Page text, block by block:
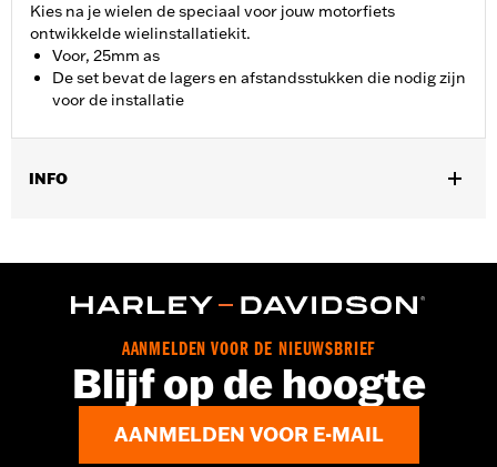
Kies na je wielen de speciaal voor jouw motorfiets
ontwikkelde wielinstallatiekit.
Voor, 25mm as
De set bevat de lagers en afstandsstukken die nodig zijn
voor de installatie
INFO
Per stuk verkocht:
Elk
AANMELDEN VOOR DE NIEUWSBRIEF
Blijf op de hoogte
AANMELDEN VOOR E-MAIL